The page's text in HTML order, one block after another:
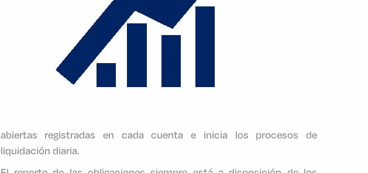
abiertas registradas en cada cuenta e inicia los procesos de
liquidación diaria.